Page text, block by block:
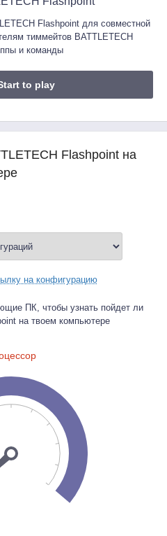
Flashpoint для совместной
тиммейтов BATTLETECH
и команды
to play
Flashpoint на
на конфигурацию
ПК, чтобы узнать пойдет ли
на твоем компьютере